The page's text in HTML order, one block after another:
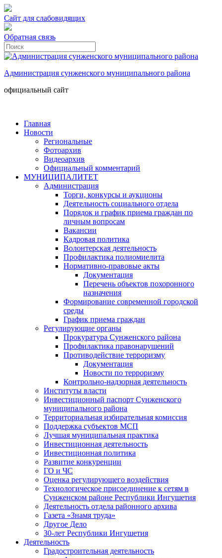
Сайт для слабовидящих
Обратная связь
Администрация сунженского муниципального района
официальный сайт
Главная
Новости
Региональные
Фотоархив
Видеоархив
Официальный комментарий
МУНИЦИПАЛИТЕТ
Администрация
Торги, конкурсы и аукционы
Деятельность социального отдела
Порядок и график приема граждан по
личным вопросам
Вакансии
Кадровая политика
Волонтерская деятельность
Профилактика полиомиелита
Нормативно-правовые акты
Документация
Перечень объектов похоронного
назначения
Формирование современной городской
среды
График приема граждан
Регулирующие органы
Прокуратура Сунженского района
Профилактика правонарушений
Противодействие терроризму
Документация
Новости по терроризму
Контрольно-надзорная деятельность
Институты власти
Инвестиционный паспорт Сунженского
муниципального района
Территориальная избирательная комиссия
Поддержка субъектов МСП
Лучшая муниципальная практика
Инвестиционная деятельность
Инвестиционная политика
Развитие конкуренции
ГО и ЧС
Оценка регулирующего воздействия
Технологическое присоединение к сетям в
Сунженском районе Республики Ингушетия
Деятельность отдела районного архива
Газета «Знамя труда»
Другое Дело
30-лет Республики Ингушетия
Деятельность
Градостроительная деятельность